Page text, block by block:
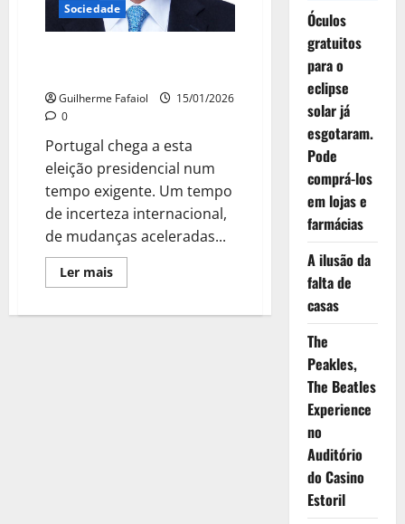
Sociedade
Guilherme Fafaiol
15/01/2026
0
Portugal chega a esta
eleição presidencial num
tempo exigente. Um tempo
de incerteza internacional,
de mudanças aceleradas...
Ler maisLeia
mais
Óculos
gratuitos
para o
eclipse
solar já
esgotaram.
Pode
comprá-los
em lojas e
farmácias
A ilusão da
falta de
casas
The
Peakles,
The Beatles
Experience
no
Auditório
do Casino
Estoril